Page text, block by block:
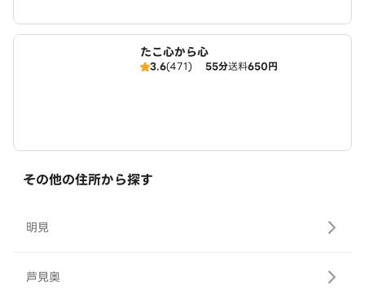
たこ心から心
3.6(471) 55分送料650円
その他の住所から探す
明見
芦見奥